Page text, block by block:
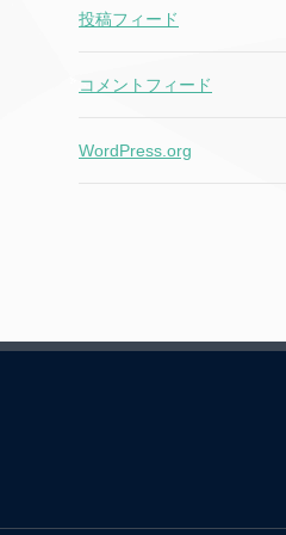
投稿フィード
コメントフィード
WordPress.org